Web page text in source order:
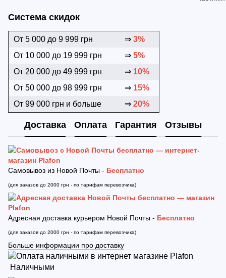
Система скидок
От 5 000 до 9 999 грн ⇒ 3%
От 10 000 до 19 999 грн
⇒ 5%
От 20 000 до 49 999 грн
⇒ 10%
От 50 000 до 98 999 грн
⇒ 15%
От 99 000 грн и больше
⇒ 20%
Доставка Оплата Гарантия Отзывы
Самовывоз из Новой Почты - Бесплатно
(для заказов до 2000 грн - по тарифам перевозчика)
Адресная доставка курьером Новой Почты - Бесплатно
(для заказов до 2000 грн - по тарифам перевозчика)
Больше информации про доставку
Наличными